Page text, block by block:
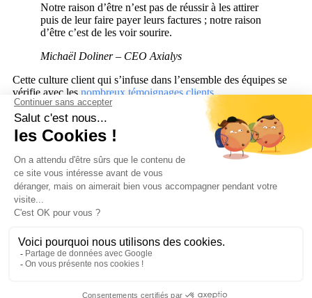
Notre raison d’être n’est pas de réussir à les attirer
puis de leur faire payer leurs factures ; notre raison
d’être c’est de les voir sourire.
Michaël Doliner – CEO Axialys
Cette culture client qui s’infuse dans l’ensemble des équipes se
vérifie avec les nombreux témoignages clients.
Ressources